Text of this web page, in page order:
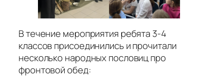
В течение мероприятия ребята 3-4
классов присоединились и прочитали
несколько народных пословиц про
фронтовой обед: